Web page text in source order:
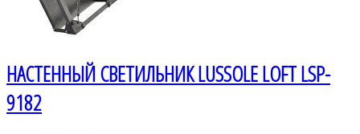
НАСТЕННЫЙ СВЕТИЛЬНИК LUSSOLE LOFT LSP-
9182